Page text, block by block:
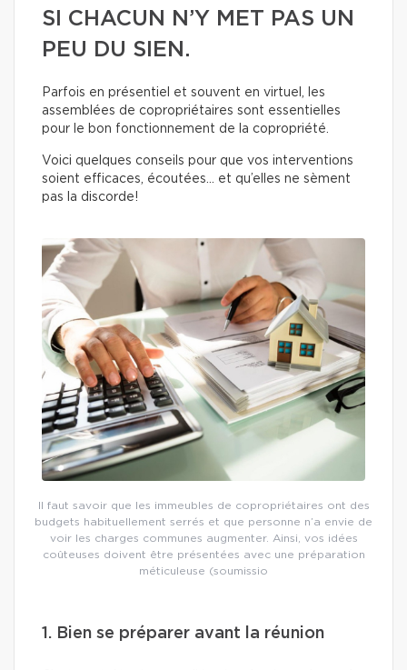
SI CHACUN N’Y MET PAS UN
PEU DU SIEN.
Parfois en présentiel et souvent en virtuel, les
assemblées de copropriétaires sont essentielles
pour le bon fonctionnement de la copropriété.
Voici quelques conseils pour que vos interventions
soient efficaces, écoutées… et qu’elles ne sèment
pas la discorde!
Il faut savoir que les immeubles de copropriétaires ont des
budgets habituellement serrés et que personne n’a envie de
voir les charges communes augmenter. Ainsi, vos idées
coûteuses doivent être présentées avec une préparation
méticuleuse (soumissio
1. Bien se préparer avant la réunion